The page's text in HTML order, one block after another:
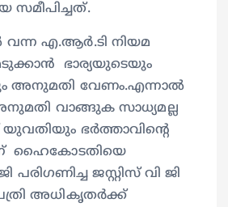
വന്ന എ.ആർ.ടി നിയമ
ഭാര്യയുടെയും
അനുമതി വേണം.എന്നാൽ
വാങ്ങുക സാധ്യമല്ല
ഭർത്താവിന്‍റെ
ഹൈകോടതിയെ
പരിഗണിച്ച ജസ്റ്റിസ് വി ജി
അധികൃതർക്ക്